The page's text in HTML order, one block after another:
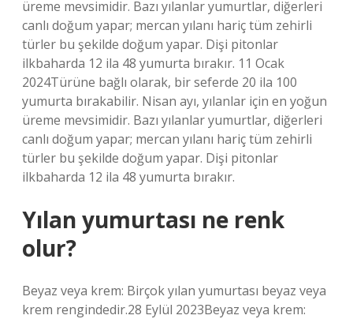
üreme mevsimidir. Bazı yılanlar yumurtlar, diğerleri
canlı doğum yapar; mercan yılanı hariç tüm zehirli
türler bu şekilde doğum yapar. Dişi pitonlar
ilkbaharda 12 ila 48 yumurta bırakır. 11 Ocak
2024Türüne bağlı olarak, bir seferde 20 ila 100
yumurta bırakabilir. Nisan ayı, yılanlar için en yoğun
üreme mevsimidir. Bazı yılanlar yumurtlar, diğerleri
canlı doğum yapar; mercan yılanı hariç tüm zehirli
türler bu şekilde doğum yapar. Dişi pitonlar
ilkbaharda 12 ila 48 yumurta bırakır.
Yılan yumurtası ne renk
olur?
Beyaz veya krem: Birçok yılan yumurtası beyaz veya
krem ​​rengindedir.28 Eylül 2023Beyaz veya krem: